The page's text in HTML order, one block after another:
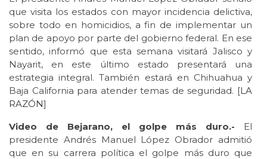
que visita los estados con mayor incidencia delictiva,
sobre todo en homicidios, a fin de implementar un
plan de apoyo por parte del gobierno federal. En ese
sentido, informó que esta semana visitará Jalisco y
Nayarit, en este último estado presentará una
estrategia integral. También estará en Chihuahua y
Baja California para atender temas de seguridad. [LA
RAZÓN]
Video de Bejarano, el golpe más duro.- El
presidente Andrés Manuel López Obrador admitió
que en su carrera política el golpe más duro que